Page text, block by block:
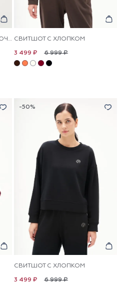
СВИТШОТ С ХЛОПКОМ УКОРОЧЕННЫЙ СВИТШОТ С ХЛОПКОМ
6 999 ₽
3 499 ₽
-50%
СВИТШОТ С ХЛОПКОМ
6 999 ₽
3 499 ₽